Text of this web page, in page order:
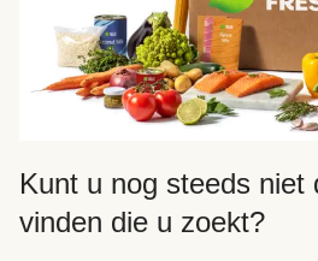
Kunt u nog steeds niet
vinden die u zoekt?